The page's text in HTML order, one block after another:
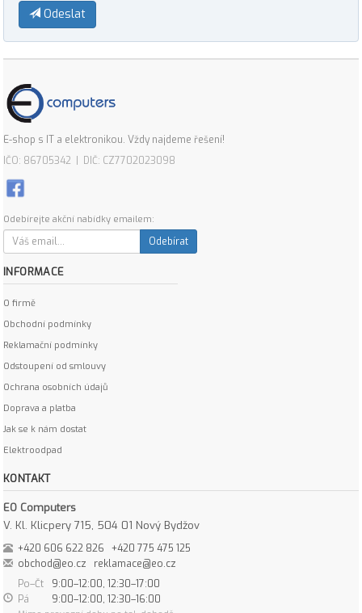
Odeslat
E-shop s IT a elektronikou. Vždy najdeme řešení!
IČO: 86705342 | DIČ: CZ7702023098
Odebírejte akční nabídky emailem:
Odebírat
INFORMACE
O firmě
Obchodní podmínky
Reklamační podmínky
Odstoupení od smlouvy
Ochrana osobních údajů
Doprava a platba
Jak se k nám dostat
Elektroodpad
KONTAKT
EO Computers
V. Kl. Klicpery 715, 504 01 Nový Bydžov
+420 606 622 826
+420 775 475 125
obchod@eo.cz
reklamace@eo.cz
Po–Čt
9:00–12:00, 12:30–17:00
Pá
9:00–12:00, 12:30–16:00